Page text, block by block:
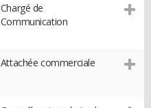
Chargé de
Communication
Attachée commerciale